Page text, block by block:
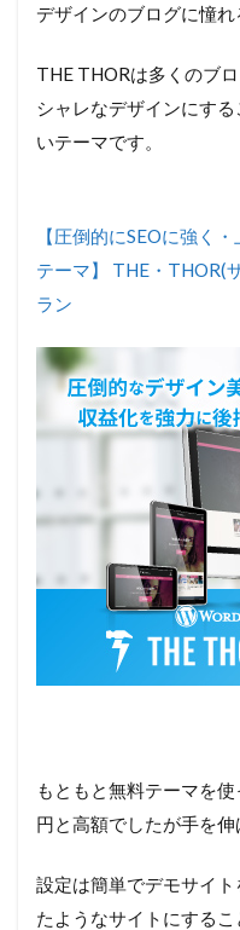
デザインのブログに憧れ
THE THORは多くのブ
シャレなデザインにす
いテーマです。
【圧倒的にSEOに強く
テーマ】 THE・THOR(
ラン
もともと無料テーマを
円と高額でしたが手を伸
設定は簡単でデモサイ
たようなサイトにするこ